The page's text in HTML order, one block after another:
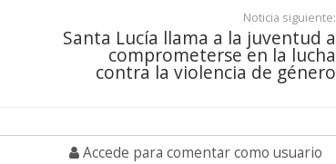
Noticia siguiente:
Santa Lucía llama a la juventud a
comprometerse en la lucha
contra la violencia de género
Accede para comentar como usuario